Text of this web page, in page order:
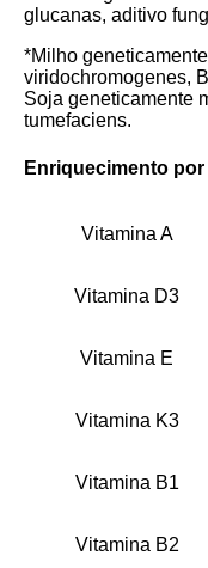
glucanas, aditivo
*Milho
viridochromogenes,
Soja geneticamente
tumefaciens.
Enriquecimento
Vitamina A
Vitamina D3
Vitamina E
Vitamina K3
Vitamina B1
Vitamina B2